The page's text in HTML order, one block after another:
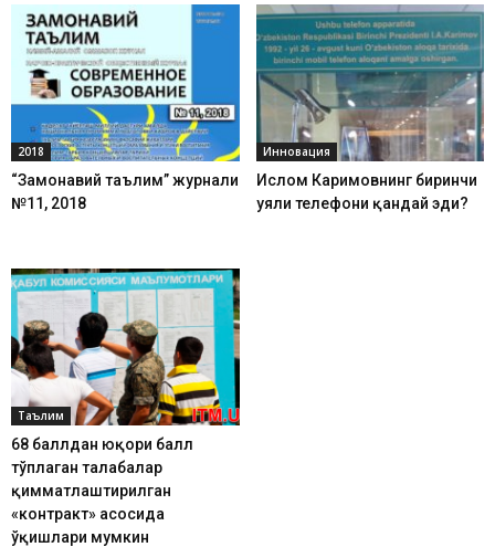
2018
“Замонавий таълим” журнали
№11, 2018
Инновация
Ислом Каримовнинг биринчи
уяли телефони қандай эди?
Таълим
68 баллдан юқори балл
тўплаган талабалар
қимматлаштирилган
«контракт» асосида
ўқишлари мумкин